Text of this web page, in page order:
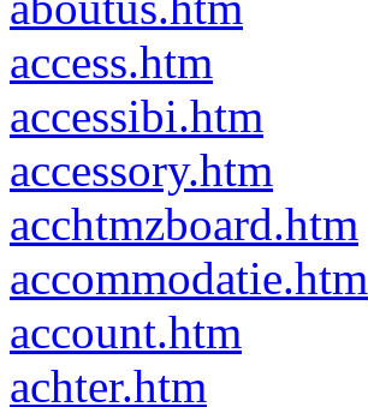
access.htm
accessibi.htm
accessory.htm
acchtmzboard.htm
accommodatie.htm
account.htm
achter.htm